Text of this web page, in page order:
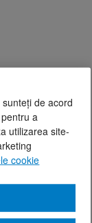
de acord
a
utilizarea site-
cookie